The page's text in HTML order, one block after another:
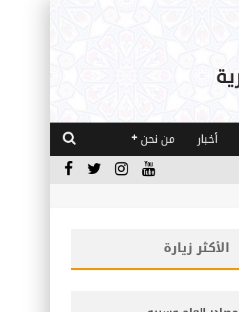
أخبار من نحن
الأكثر زيارة